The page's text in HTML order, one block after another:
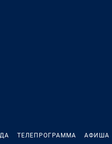
ТЕЛЕПРОГРАММА АФИША